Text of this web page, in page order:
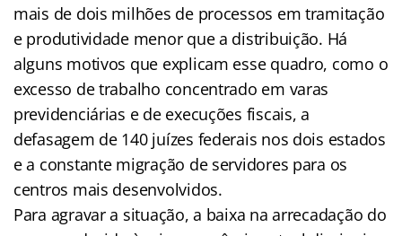
mais de dois milhões de processos em tramitação
e produtividade menor que a distribuição. Há
alguns motivos que explicam esse quadro, como o
excesso de trabalho concentrado em varas
previdenciárias e de execuções fiscais, a
defasagem de 140 juízes federais nos dois estados
e a constante migração de servidores para os
centros mais desenvolvidos.
Para agravar a situação, a baixa na arrecadação do